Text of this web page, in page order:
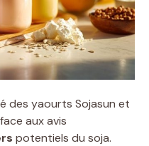
des yaourts Sojasun et
face aux avis
potentiels du soja.